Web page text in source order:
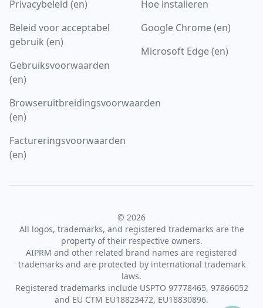
Privacybeleid (en)
Beleid voor acceptabel
gebruik (en)
Gebruiksvoorwaarden
(en)
Browseruitbreidingsvoorwaarden
(en)
Factureringsvoorwaarden
(en)
Hoe installeren
Google Chrome (en)
Microsoft Edge (en)
© 2026
All logos, trademarks, and registered trademarks are the
property of their respective owners.
AIPRM and other related brand names are registered
trademarks and are protected by international trademark
laws.
Registered trademarks include USPTO 97778465, 97866052
and EU CTM EU18823472, EU18830896.